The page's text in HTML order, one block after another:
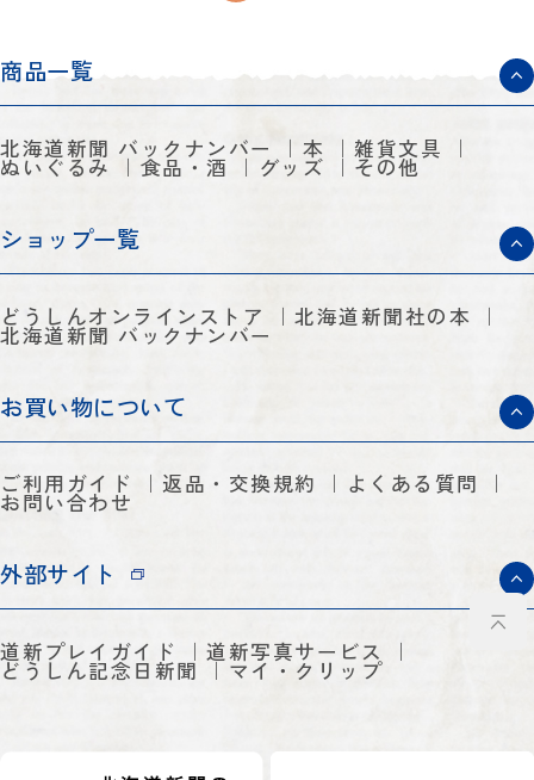
商品一覧
北海道新聞 バックナンバー 本 雑貨文具
ぬいぐるみ 食品・酒 グッズ その他
ショップ一覧
どうしんオンラインストア 北海道新聞社の本
北海道新聞 バックナンバー
お買い物について
ご利用ガイド 返品・交換規約 よくある質問
お問い合わせ
外部サイト
道新プレイガイド 道新写真サービス
どうしん記念日新聞 マイ・クリップ